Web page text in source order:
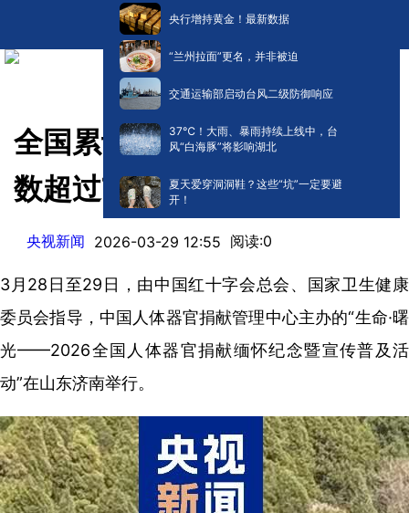
央行增持黄金！最新数据
“兰州拉面”更名，并非被迫
交通运输部启动台风二级防御响应
​37℃！大雨、暴雨持续上线中，台
风“白海豚”将影响湖北
夏天爱穿洞洞鞋？这些“坑”一定要避
开！
全国累计器官捐献志愿登记人
数超过733万
央视新闻 2026-03-29 12:55 阅读:0
3月28日至29日，由中国红十字会总会、国家卫生健康
委员会指导，中国人体器官捐献管理中心主办的“生命·曙
光——2026全国人体器官捐献缅怀纪念暨宣传普及活
动”在山东济南举行。